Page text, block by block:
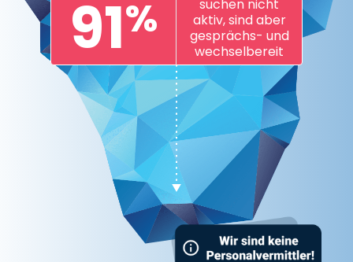
91%
suchen nicht
aktiv, sind aber
gesprächs- und
wechselbereit